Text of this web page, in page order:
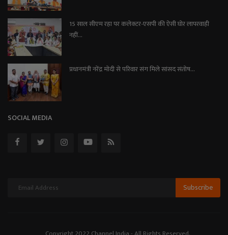
15 साल सीएम रहा पर कलेक्टर-एसपी की ऐसी घोर लापरवाही
नहीं...
प्रधानमंत्री नरेंद्र मोदी से परिवार संग मिले सांसद संतोष...
SOCIAL MEDIA
Subscribe